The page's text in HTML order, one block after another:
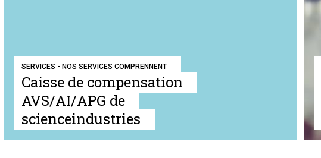
SERVICES - NOS SERVICES COMPRENNENT
Caisse de compensation
AVS/AI/APG de
scienceindustries